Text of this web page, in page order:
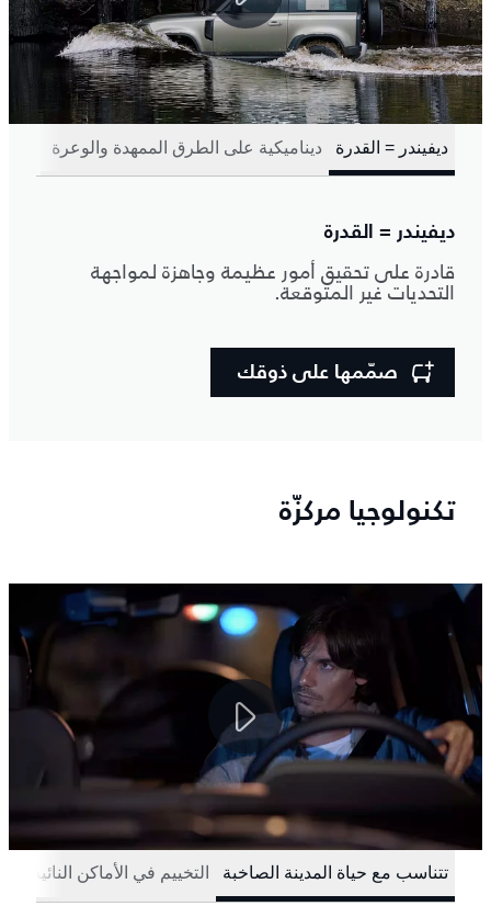
ديفيندر = القدرة ديناميكية على الطرق الممهدة والوعرة
ديفيندر = القدرة
قادرة على تحقيق أمور عظيمة وجاهزة لمواجهة
التحديات غير المتوقعة.
صمّمها على ذوقك
تكنولوجيا مركزّة
تتناسب مع حياة المدينة الصاخبة التخييم في الأماكن النائية